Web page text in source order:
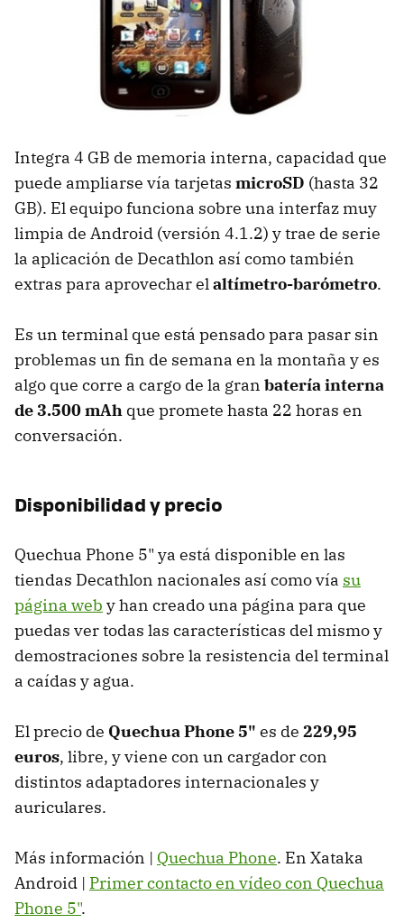
Integra 4 GB de memoria interna, capacidad que
puede ampliarse vía tarjetas microSD (hasta 32
GB). El equipo funciona sobre una interfaz muy
limpia de Android (versión 4.1.2) y trae de serie
la aplicación de Decathlon así como también
extras para aprovechar elaltímetro-barómetro.
Es un terminal que está pensado para pasar sin
problemas un fin de semana en la montaña y es
algo que corre a cargo de la gran batería interna
de 3.500 mAh que promete hasta 22 horas en
conversación.
Disponibilidad y precio
Quechua Phone 5" ya está disponible en las
tiendas Decathlon nacionales así como vía su
página web y han creado una página para que
puedas ver todas las características del mismo y
demostraciones sobre la resistencia del terminal
a caídas y agua.
El precio de Quechua Phone 5" es de 229,95
euros, libre, y viene con un cargador con
distintos adaptadores internacionales y
auriculares.
Más información | Quechua Phone. En Xataka
Android | Primer contacto en vídeo con Quechua
Phone 5".